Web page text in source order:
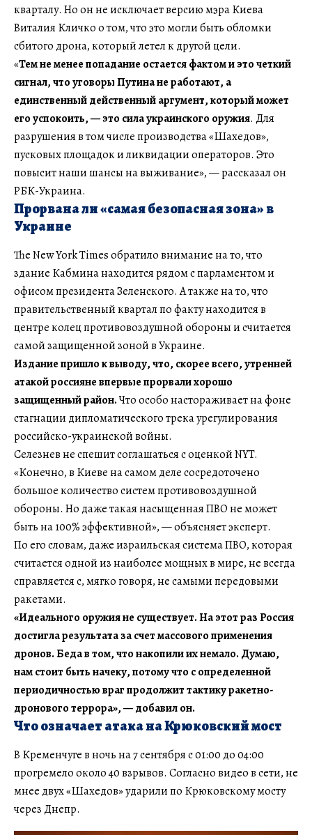
кварталу. Но он не исключает версию мэра Киева
Виталия Кличко о том, что это могли быть обломки
сбитого дрона, который летел к другой цели.
«Тем не менее попадание остается фактом и это четкий
сигнал, что уговоры Путина не работают, а
единственный действенный аргумент, который может
его успокоить, — это сила украинского оружия. Для
разрушения в том числе производства «Шахедов»,
пусковых площадок и ликвидации операторов. Это
повысит наши шансы на выживание», — рассказал он
РБК-Украина.
Прорвана ли «самая безопасная зона» в
Украине
The New York Times обратило внимание на то, что
здание Кабмина находится рядом с парламентом и
офисом президента Зеленского. А также на то, что
правительственный квартал по факту находится в
центре колец противовоздушной обороны и считается
самой защищенной зоной в Украине.
Издание пришло к выводу, что, скорее всего, утренней
атакой россияне впервые прорвали хорошо
защищенный район.Что особо настораживает на фоне
стагнации дипломатического трека урегулирования
российско-украинской войны.
Селезнев не спешит соглашаться с оценкой NYT.
«Конечно, в Киеве на самом деле сосредоточено
большое количество систем противовоздушной
обороны. Но даже такая насыщенная ПВО не может
быть на 100% эффективной», — объясняет эксперт.
По его словам, даже израильская система ПВО, которая
считается одной из наиболее мощных в мире, не всегда
справляется с, мягко говоря, не самыми передовыми
ракетами.
«Идеального оружия не существует. На этот раз Россия
достигла результата за счет массового применения
дронов. Беда в том, что накопили их немало. Думаю,
нам стоит быть начеку, потому что с определенной
периодичностью враг продолжит тактику ракетно-
дронового террора», — добавил он.
Что означает атака на Крюковский мост
В Кременчуге в ночь на 7 сентября с 01:00 до 04:00
прогремело около 40 взрывов. Согласно видео в сети, не
мнее двух «Шахедов» ударили по Крюковскому мосту
через Днепр.